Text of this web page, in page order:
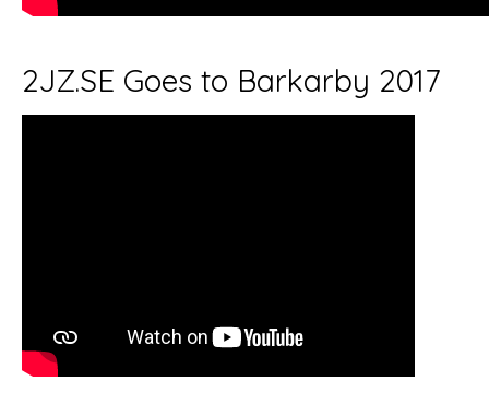
2JZ.SE Goes to Barkarby 2017